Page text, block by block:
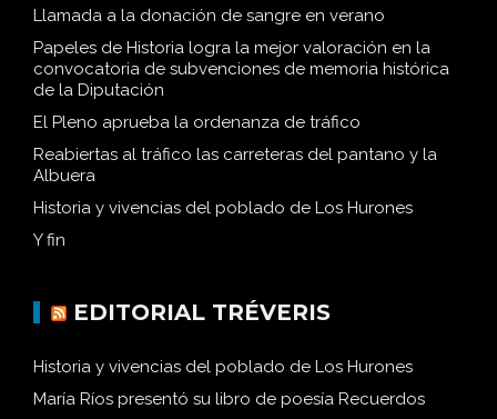
Llamada a la donación de sangre en verano
Papeles de Historia logra la mejor valoración en la
convocatoria de subvenciones de memoria histórica
de la Diputación
El Pleno aprueba la ordenanza de tráfico
Reabiertas al tráfico las carreteras del pantano y la
Albuera
Historia y vivencias del poblado de Los Hurones
Y fin
EDITORIAL TRÉVERIS
Historia y vivencias del poblado de Los Hurones
María Ríos presentó su libro de poesía Recuerdos